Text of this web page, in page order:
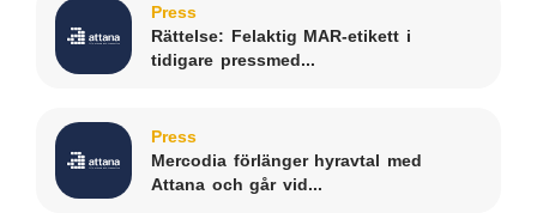
Press
Rättelse: Felaktig MAR-etikett i
tidigare pressmed...
Press
Mercodia förlänger hyravtal med
Attana och går vid...